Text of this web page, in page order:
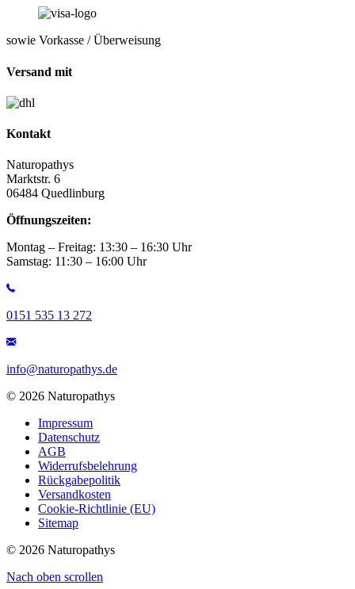
sowie Vorkasse / Überweisung
Versand mit
Kontakt
Naturopathys
Marktstr. 6
06484 Quedlinburg
Öffnungszeiten:
Montag – Freitag: 13:30 – 16:30 Uhr
Samstag: 11:30 – 16:00 Uhr
0151 535 13 272
info@naturopathys.de
© 2026 Naturopathys
Impressum
Datenschutz
AGB
Widerrufsbelehrung
Rückgabepolitik
Versandkosten
Cookie-Richtlinie (EU)
Sitemap
© 2026 Naturopathys
Nach oben scrollen